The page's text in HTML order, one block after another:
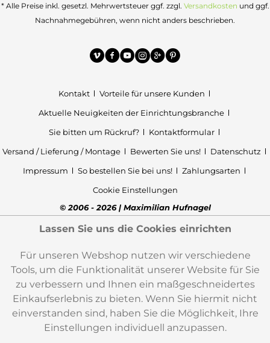
* Alle Preise inkl. gesetzl. Mehrwertsteuer ggf. zzgl. Versandkosten und ggf.
Nachnahmegebühren, wenn nicht anders beschrieben.
Kontakt
Vorteile für unsere Kunden
Aktuelle Neuigkeiten der Einrichtungsbranche
Sie bitten um Rückruf?
Kontaktformular
Versand / Lieferung / Montage
Bewerten Sie uns!
Datenschutz
Impressum
So bestellen Sie bei uns!
Zahlungsarten
Cookie Einstellungen
© 2006 - 2026 | Maximilian Hufnagel
Lassen Sie uns die Cookies einrichten
Für unseren Webshop nutzen wir verschiedene
Tools, um die Funktionalität unserer Website für Sie
zu verbessern und Ihnen ein maßgeschneidertes
Einkaufserlebnis zu bieten. Wenn Sie hiermit nicht
einverstanden sind, haben Sie die Möglichkeit, Ihre
Einstellungen individuell anzupassen.